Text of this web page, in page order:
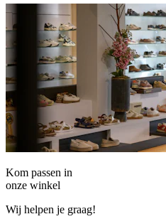
Kom passen in
onze winkel
Wij helpen je graag!